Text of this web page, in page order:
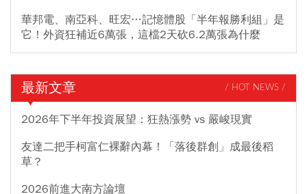
華邦電、南亞科、旺宏…記憶體股「半年報勝利組」是
它！外資狂補近6萬張，這檔2天砍6.2萬張為什麼
最新文章 / HOT NEWS /
2026年下半年投資展望：狂熱漲勢 vs 嚴峻現實
友達二把手柯富仁裸辭內幕！「落後群創」成最後稻
草？
2026前進大南方論壇